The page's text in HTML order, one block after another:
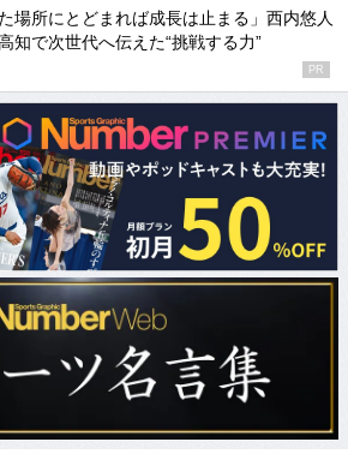
た場所にとどまれば成長は止まる」西内悠人
知で次世代へ伝えた“挑戦する力”
PR